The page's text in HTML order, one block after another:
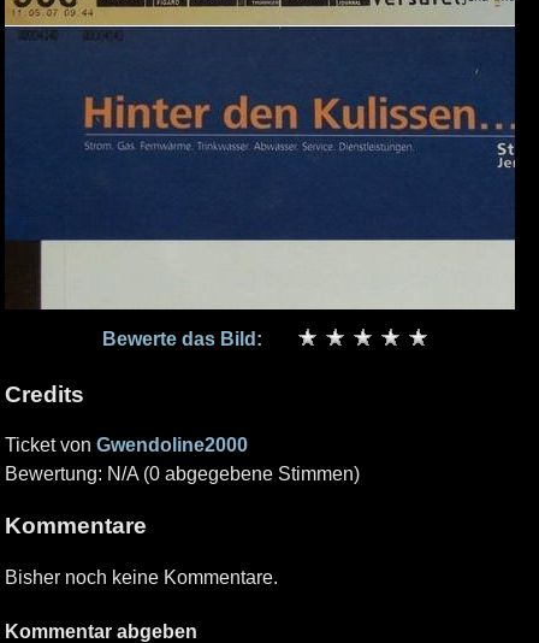
Bewerte das Bild:
Credits
Ticket von Gwendoline2000
Bewertung: N/A (0 abgegebene Stimmen)
Kommentare
Bisher noch keine Kommentare.
Kommentar abgeben